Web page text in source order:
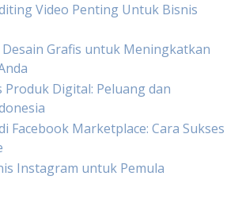
Video Penting Untuk Bisnis
Desain Grafis untuk Meningkatkan
Produk Digital: Peluang dan
Facebook Marketplace: Cara Sukses
Instagram untuk Pemula